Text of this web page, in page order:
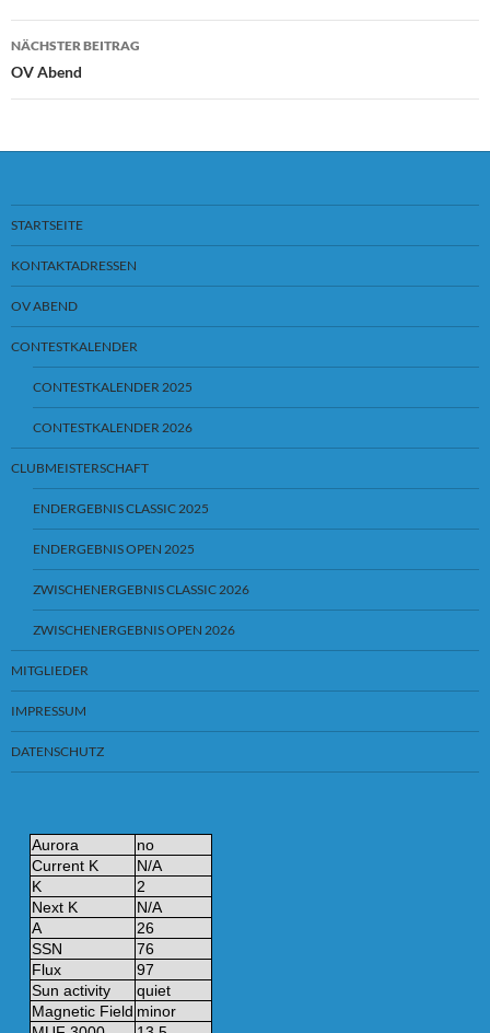
NÄCHSTER BEITRAG
OV Abend
STARTSEITE
KONTAKTADRESSEN
OV ABEND
CONTESTKALENDER
CONTESTKALENDER 2025
CONTESTKALENDER 2026
CLUBMEISTERSCHAFT
ENDERGEBNIS CLASSIC 2025
ENDERGEBNIS OPEN 2025
ZWISCHENERGEBNIS CLASSIC 2026
ZWISCHENERGEBNIS OPEN 2026
MITGLIEDER
IMPRESSUM
DATENSCHUTZ